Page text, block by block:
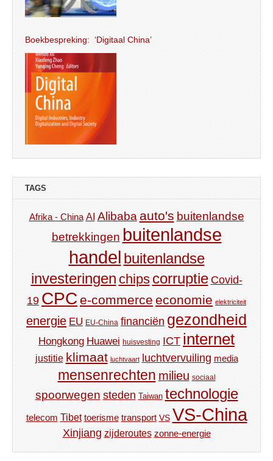
Boekbespreking: ‘Digitaal China’
TAGS
Afrika - China AI Alibaba auto's buitenlandse
betrekkingen buitenlandse
handel buitenlandse
investeringen chips corruptie Covid-
19 CPC e-commerce economie elektriciteit
energie EU EU-China financiën gezondheid
Hongkong Huawei huisvesting ICT internet
justitie klimaat luchtvaart luchtvervuiling media
mensenrechten milieu sociaal
spoorwegen steden Taiwan technologie
telecom Tibet toerisme transport VS VS-China
Xinjiang zijderoutes zonne-energie